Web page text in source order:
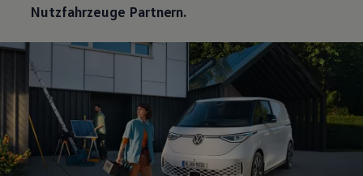
Nutzfahrzeuge Partnern.